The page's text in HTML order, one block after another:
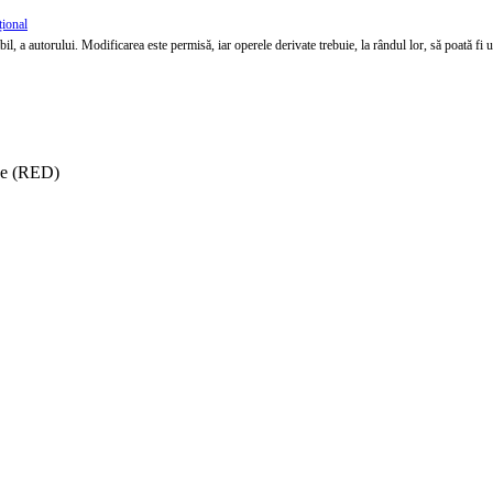
a autorului. Modificarea este permisă, iar operele derivate trebuie, la rândul lor, să poată fi
(RED)